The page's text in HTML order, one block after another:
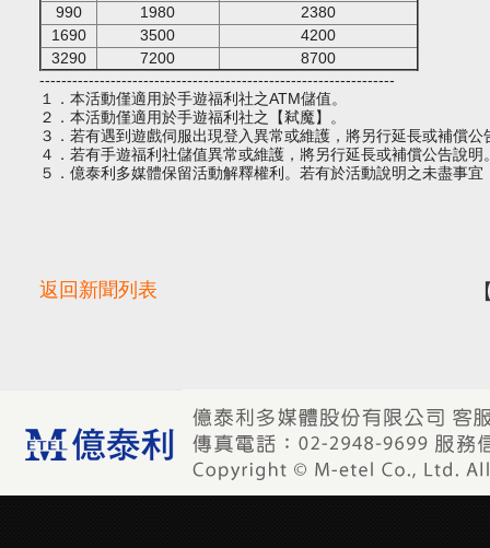
990
1980
2380
1690
3500
4200
3290
7200
8700
-----------------------------------------------------------------
１．本活動僅適用於手遊福利社之ATM儲值。
２．本活動僅適用於手遊福利社之【弒魔】。
３．若有遇到遊戲伺服出現登入異常或維護，將另行延長或補償公
４．若有手遊福利社儲值異常或維護，將另行延長或補償公告說明
５．億泰利多媒體保留活動解釋權利。若有於活動說明之未盡事
返回新聞列表